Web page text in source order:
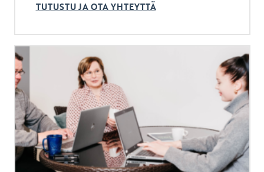
TUTUSTU JA OTA YHTEYTTÄ